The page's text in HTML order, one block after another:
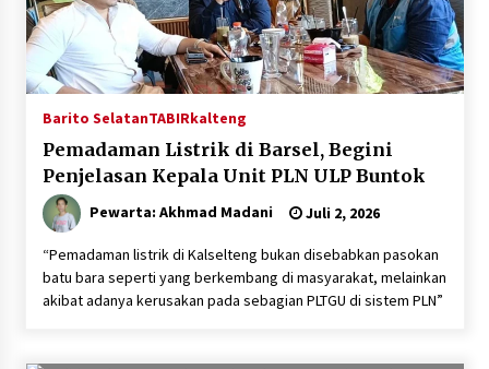
Barito SelatanTABIRkalteng
Pemadaman Listrik di Barsel, Begini
Penjelasan Kepala Unit PLN ULP Buntok
Pewarta: Akhmad Madani Juli 2, 2026
“Pemadaman listrik di Kalselteng bukan disebabkan pasokan
batu bara seperti yang berkembang di masyarakat, melainkan
akibat adanya kerusakan pada sebagian PLTGU di sistem PLN”